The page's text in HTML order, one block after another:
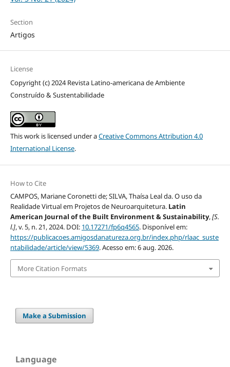
Section
Artigos
License
Copyright (c) 2024 Revista Latino-americana de Ambiente
Construído & Sustentabilidade
This work is licensed under aCreative Commons Attribution 4.0
International License.
How to Cite
CAMPOS, Mariane Coronetti de; SILVA, Thaísa Leal da. O uso da
Realidade Virtual em Projetos de Neuroarquitetura. Latin
American Journal of the Built Environment & Sustainability,[S.
l.], v. 5, n. 21, 2024. DOI: 10.17271/fp6q4565. Disponível em:
https://publicacoes.amigosdanatureza.org.br/index.php/rlaac_suste
ntabilidade/article/view/5369. Acesso em: 6 aug. 2026.
More Citation Formats
Make a Submission
Language